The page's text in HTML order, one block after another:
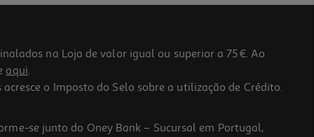
na Loja de valor igual ou superior a 75€. Ao
aqui.
o Imposto do Selo sobre a utilização de Crédito.
se junto do Oney Bank – Sucursal em Portugal,